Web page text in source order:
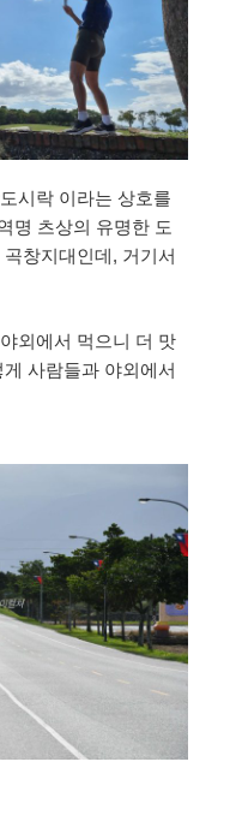
시락 이라는 상호를
명 츠상의 유명한 도
창지대인데, 거기서
외에서 먹으니 더 맛
사람들과 야외에서